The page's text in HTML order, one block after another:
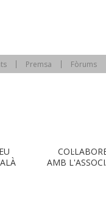
Premsa Fòrums
AMB